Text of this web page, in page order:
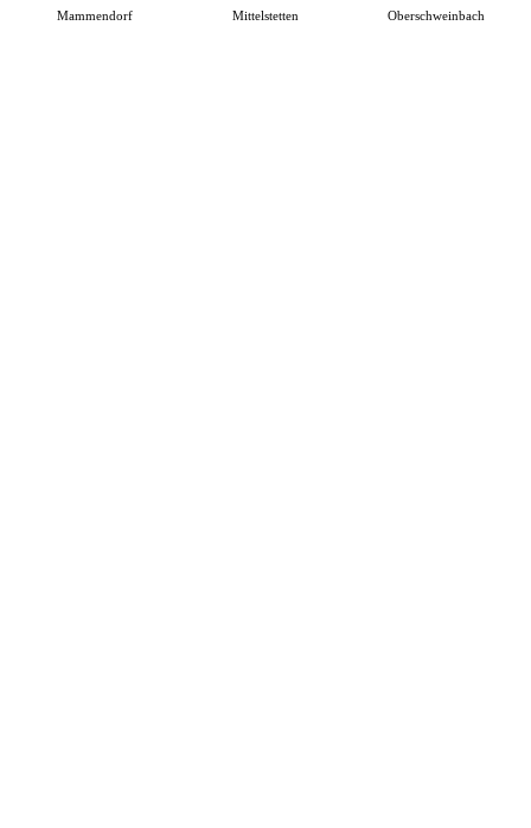
Mammendorf Mittelstetten Oberschweinbach